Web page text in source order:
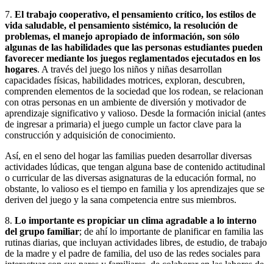
7. El trabajo cooperativo, el pensamiento crítico, los estilos de
vida saludable, el pensamiento sistémico, la resolución de
problemas, el manejo apropiado de información, son sólo
algunas de las habilidades que las personas estudiantes pueden
favorecer mediante los juegos reglamentados ejecutados en los
hogares. A través del juego los niños y niñas desarrollan
capacidades físicas, habilidades motrices, exploran, descubren,
comprenden elementos de la sociedad que los rodean, se relacionan
con otras personas en un ambiente de diversión y motivador de
aprendizaje significativo y valioso. Desde la formación inicial (antes
de ingresar a primaria) el juego cumple un factor clave para la
construcción y adquisición de conocimiento.
Así, en el seno del hogar las familias pueden desarrollar diversas
actividades lúdicas, que tengan alguna base de contenido actitudinal
o curricular de las diversas asignaturas de la educación formal, no
obstante, lo valioso es el tiempo en familia y los aprendizajes que se
deriven del juego y la sana competencia entre sus miembros.
8. Lo importante es propiciar un clima agradable a lo interno
del grupo familiar; de ahí lo importante de planificar en familia las
rutinas diarias, que incluyan actividades libres, de estudio, de trabajo
de la madre y el padre de familia, del uso de las redes sociales para